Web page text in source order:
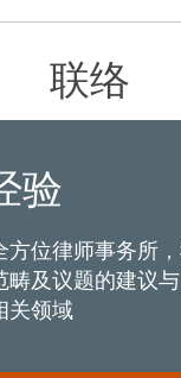
联络
验
方位律师事务所
畴及议题的建议
关领域